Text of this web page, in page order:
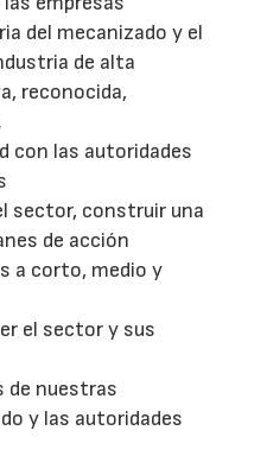
del mecanizado y el
de alta
reconocida,
con las autoridades
sector, construir una
de acción
a corto, medio y
el sector y sus
de nuestras
y las autoridades